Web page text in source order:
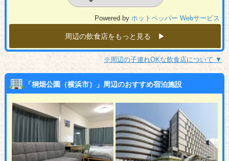
Powered by ホットペッパー Webサービス
周辺の飲食店をもっと見る ▶︎
※周辺の子連れOKな飲食店について ▼
「桐畑公園（横浜市）」周辺のおすすめ宿泊施設